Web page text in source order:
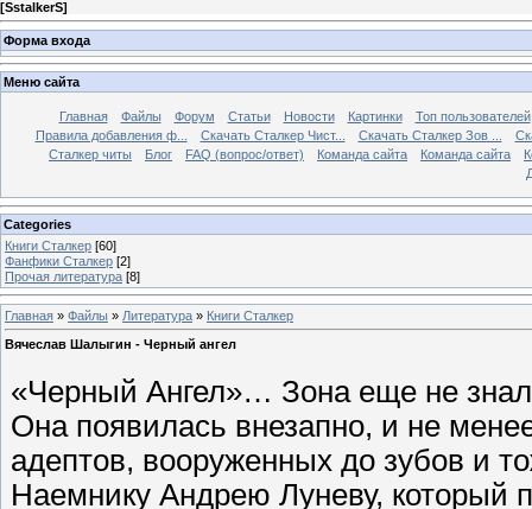
[SstalkerS]
Форма входа
Меню сайта
Главная Файлы Форум Статьи Новости Картинки
Топ пользователей
Правила добавления ф...
Скачать Сталкер Чист... Скачать Сталкер Зов ...
Сталкер читы
Блог FAQ (вопрос/ответ) Команда сайта Команда сайта
Categories
Книги Сталкер [60]
Фанфики Сталкер [2]
Прочая литература [8]
Главная » Файлы » Литература » Книги Сталкер
Вячеслав Шалыгин - Черный ангел
«Черный Ангел»… Зона еще не
Она появилась внезапно, и не
адептов, вооруженных до зубов и
Наемнику Андрею Луневу, который